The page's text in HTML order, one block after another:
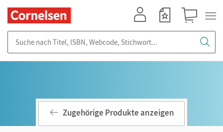
Zugehörige Produkte anzeigen